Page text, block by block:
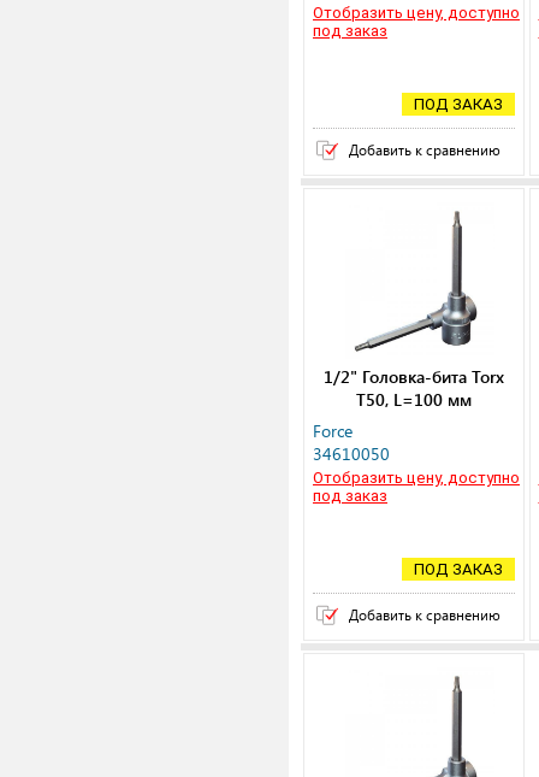
Отобразить цену, доступно
под заказ
ПОД ЗАКАЗ
Добавить к сравнению
1/2" Головка-бита Torx
Т50, L=100 мм
Force
34610050
Отобразить цену, доступно
под заказ
ПОД ЗАКАЗ
Добавить к сравнению